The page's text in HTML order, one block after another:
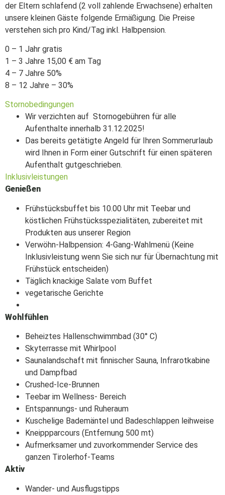
der Eltern schlafend (2 voll zahlende Erwachsene) erhalten
unsere kleinen Gäste folgende Ermäßigung. Die Preise
verstehen sich pro Kind/Tag inkl. Halbpension.
0 – 1 Jahr gratis
1 – 3 Jahre 15,00 € am Tag
4 – 7 Jahre 50%
8 – 12 Jahre – 30%
Stornobedingungen
Wir verzichten auf Stornogebühren für alle
Aufenthalte innerhalb 31.12.2025!
Das bereits getätigte Angeld für Ihren Sommerurlaub
wird Ihnen in Form einer Gutschrift für einen späteren
Aufenthalt gutgeschrieben.
Inklusivleistungen
Genießen
Frühstücksbuffet bis 10.00 Uhr mit Teebar und
köstlichen Frühstücksspezialitäten, zubereitet mit
Produkten aus unserer Region
Verwöhn-Halbpension: 4-Gang-Wahlmenü (Keine
Inklusivleistung wenn Sie sich nur für Übernachtung mit
Frühstück entscheiden)
Täglich knackige Salate vom Buffet
vegetarische Gerichte
Wohlfühlen
Beheiztes Hallenschwimmbad (30° C)
Skyterrasse mit Whirlpool
Saunalandschaft mit finnischer Sauna, Infrarotkabine
und Dampfbad
Crushed-Ice-Brunnen
Teebar im Wellness- Bereich
Entspannungs- und Ruheraum
Kuschelige Bademäntel und Badeschlappen leihweise
Kneippparcours (Entfernung 500 mt)
Aufmerksamer und zuvorkommender Service des
ganzen Tirolerhof-Teams
Aktiv
Wander- und Ausflugstipps